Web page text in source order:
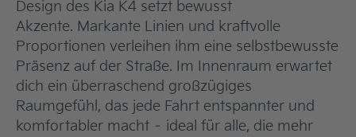
Design des Kia K4 setzt bewusst
Akzente. Markante Linien und kraftvolle
Proportionen verleihen ihm eine selbstbewusste
Präsenz auf der Straße. Im Innenraum erwartet
dich ein überraschend großzügiges
Raumgefühl, das jede Fahrt entspannter und
komfortabler macht – ideal für alle, die mehr